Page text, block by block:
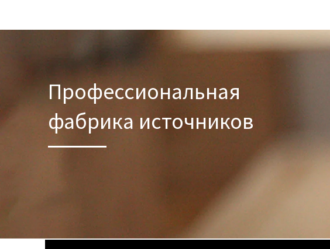
Профессиональная
фабрика источников​​​​​​​